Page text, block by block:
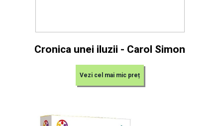
Cronica unei iluzii - Carol Simon
Vezi cel mai mic preț